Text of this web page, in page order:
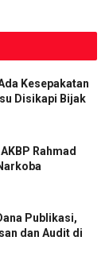
Kesepakatan
Disikapi Bijak
Rahmad
Publikasi,
dan Audit di